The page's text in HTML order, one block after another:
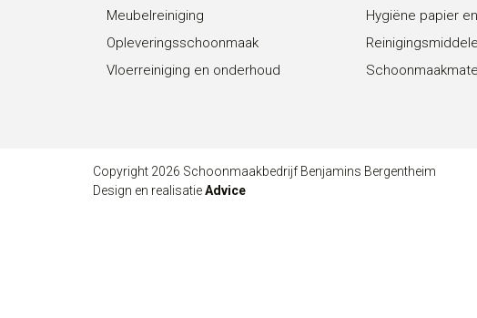
Meubelreiniging
Opleveringsschoonmaak
Vloerreiniging en onderhoud
Hygiëne papier
Copyright 2026 Schoonmaakbedrijf Benjamins Bergentheim
Design en realisatieAdvice